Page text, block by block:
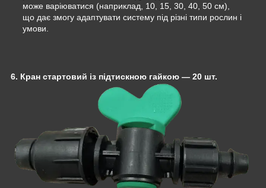
може варіюватися (наприклад, 10, 15, 30, 40, 50 см),
що дає змогу адаптувати систему під різні типи рослин і
умови.
6. Кран стартовий із підтискною гайкою — 20 шт.